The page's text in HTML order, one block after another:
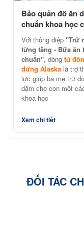
Bảo quản đồ ăn
chuẩn khoa học
cùng tủ đông
Alaska
Với thông điệp "Trữ
từng tầng - Bữa ăn
chuẩn", dòng tủ
đứng Alaska là trợ
lực giúp ba mẹ trữ
dặm cho con một
khoa học
Xem chi tiết
ĐỐI TÁC